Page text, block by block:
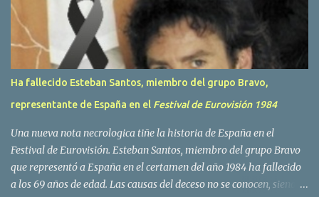
s
Ha fallecido Esteban Santos, miembro del grupo Bravo,
representante de España en el Festival de Eurovisión 1984
Una nueva nota necrologica tiñe la historia de España en el
Festival de Eurovisión. Esteban Santos, miembro del grupo Bravo
que representó a España en el certamen del año 1984 ha fallecido
a los 69 años de edad. Las causas del deceso no se conocen, siendo